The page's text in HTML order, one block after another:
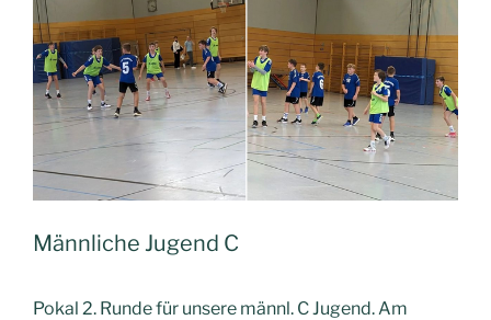
Männliche Jugend C
Pokal 2. Runde für unsere männl. C Jugend. Am